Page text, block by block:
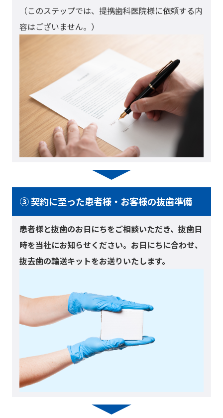
（このステップでは、提携歯科医院様に依頼する内
容はございません。）
③ 契約に至った患者様・お客様の抜歯準備
患者様と抜歯のお日にちをご相談いただき、抜歯日
時を当社にお知らせください。お日にちに合わせ、
抜去歯の輸送キットをお送りいたします。